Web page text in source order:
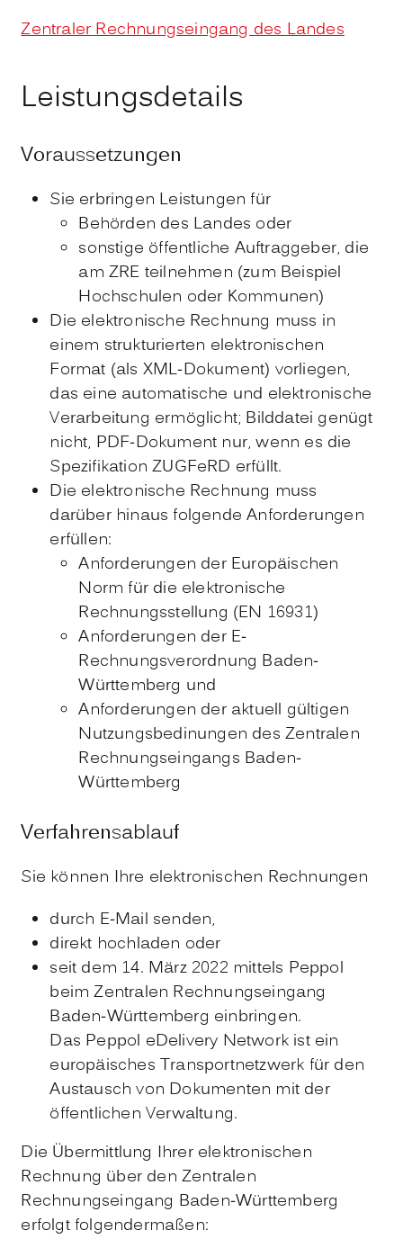
Zentraler Rechnungseingang des Landes
Leistungsdetails
Voraussetzungen
Sie erbringen Leistungen für
Behörden des Landes oder
sonstige öffentliche Auftraggeber, die
am ZRE teilnehmen (zum Beispiel
Hochschulen oder Kommunen)
Die elektronische Rechnung muss in
einem strukturierten elektronischen
Format (als XML-Dokument) vorliegen,
das eine automatische und elektronische
Verarbeitung ermöglicht; Bilddatei genügt
nicht, PDF-Dokument nur, wenn es die
Spezifikation ZUGFeRD erfüllt.
Die elektronische Rechnung muss
darüber hinaus folgende Anforderungen
erfüllen:
Anforderungen der Europäischen
Norm für die elektronische
Rechnungsstellung (EN 16931)
Anforderungen der E-
Rechnungsverordnung Baden-
Württemberg und
Anforderungen der aktuell gültigen
Nutzungsbedinungen des Zentralen
Rechnungseingangs Baden-
Württemberg
Verfahrensablauf
Sie können Ihre elektronischen Rechnungen
durch E-Mail senden,
direkt hochladen oder
seit dem 14. März 2022 mittels Peppol
beim Zentralen Rechnungseingang
Baden-Württemberg einbringen.
Das Peppol eDelivery Network ist ein
europäisches Transportnetzwerk für den
Austausch von Dokumenten mit der
öffentlichen Verwaltung.
Die Übermittlung Ihrer elektronischen
Rechnung über den Zentralen
Rechnungseingang Baden-Württemberg
erfolgt folgendermaßen: